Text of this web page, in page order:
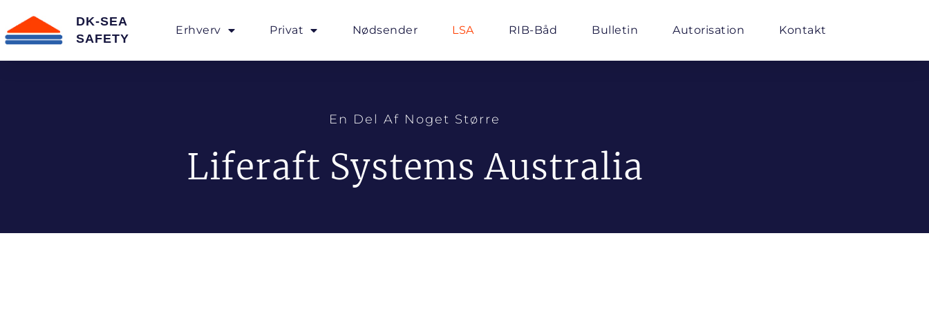
DK-SEA
SAFETY
Erhverv Privat Nødsender LSA RIB-Båd Bulletin Autorisation Kontakt
En Del Af Noget Større
Liferaft Systems Australia